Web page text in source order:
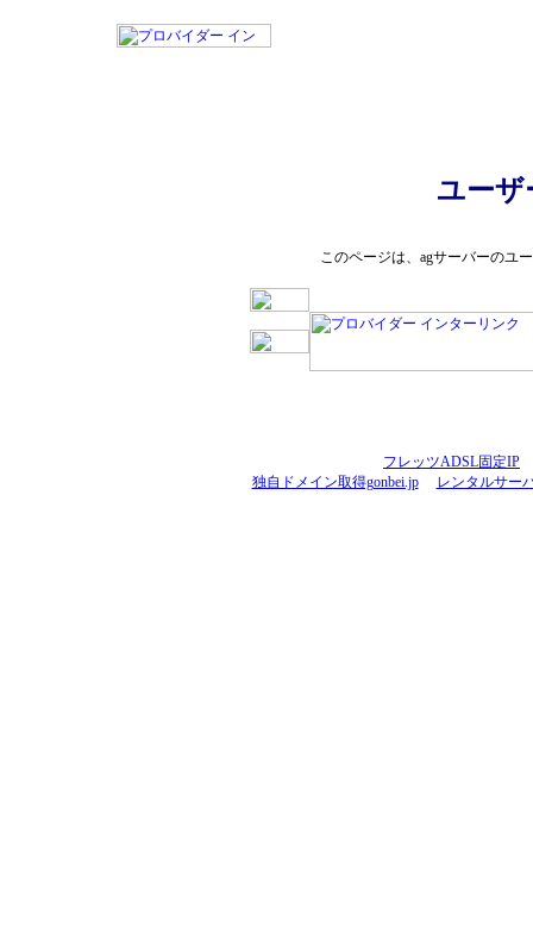
ユーザ
このページは、agサーバーのユ
フレッツADSL固定IP
独自ドメイン取得gonbei.jp
レンタルサー